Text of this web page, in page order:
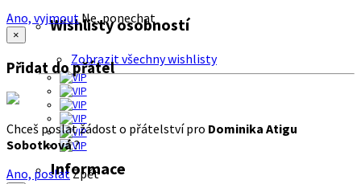
Wishlisty osobností
Zobrazit všechny wishlisty
Informace
Ano, vyjmout Ne, ponechat
×
Přidat do přátel
Chceš poslat žádost o přátelství pro Dominika Atigu
Sobotková?
Ano, poslatZpět